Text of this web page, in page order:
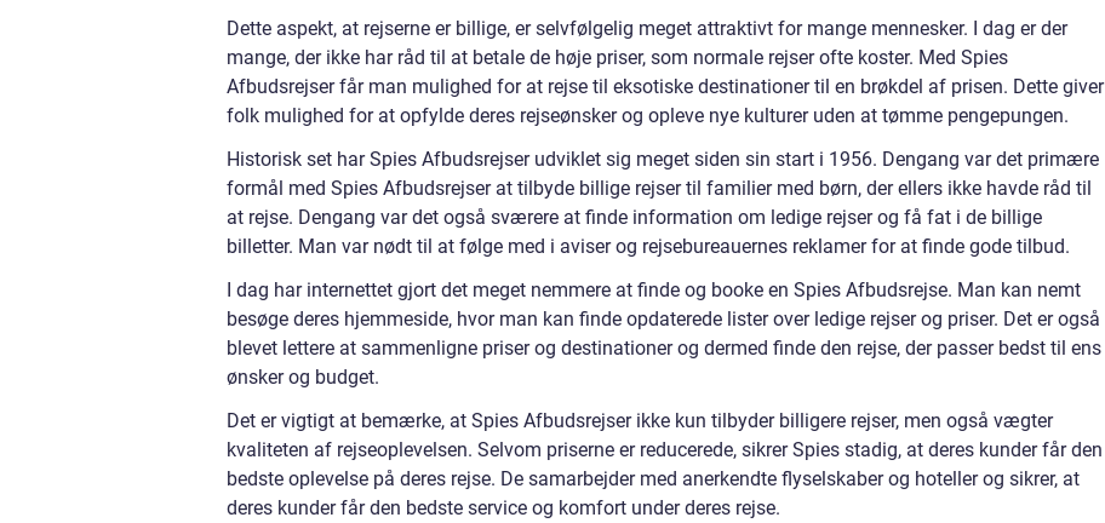
Dette aspekt, at rejserne er billige, er selvfølgelig meget attraktivt for mange mennesker. I dag er der
mange, der ikke har råd til at betale de høje priser, som normale rejser ofte koster. Med Spies
Afbudsrejser får man mulighed for at rejse til eksotiske destinationer til en brøkdel af prisen. Dette giver
folk mulighed for at opfylde deres rejseønsker og opleve nye kulturer uden at tømme pengepungen.
Historisk set har Spies Afbudsrejser udviklet sig meget siden sin start i 1956. Dengang var det primære
formål med Spies Afbudsrejser at tilbyde billige rejser til familier med børn, der ellers ikke havde råd til
at rejse. Dengang var det også sværere at finde information om ledige rejser og få fat i de billige
billetter. Man var nødt til at følge med i aviser og rejsebureauernes reklamer for at finde gode tilbud.
I dag har internettet gjort det meget nemmere at finde og booke en Spies Afbudsrejse. Man kan nemt
besøge deres hjemmeside, hvor man kan finde opdaterede lister over ledige rejser og priser. Det er også
blevet lettere at sammenligne priser og destinationer og dermed finde den rejse, der passer bedst til ens
ønsker og budget.
Det er vigtigt at bemærke, at Spies Afbudsrejser ikke kun tilbyder billigere rejser, men også vægter
kvaliteten af rejseoplevelsen. Selvom priserne er reducerede, sikrer Spies stadig, at deres kunder får den
bedste oplevelse på deres rejse. De samarbejder med anerkendte flyselskaber og hoteller og sikrer, at
deres kunder får den bedste service og komfort under deres rejse.